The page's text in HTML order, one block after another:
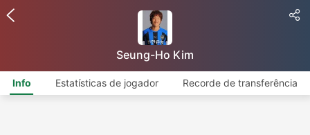
Seung-Ho Kim
Info Estatísticas de jogador Recorde de transferência